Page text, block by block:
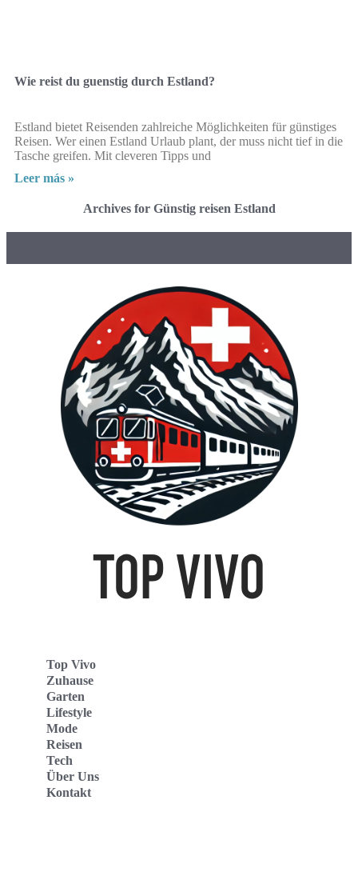
Wie reist du guenstig durch Estland?
Estland bietet Reisenden zahlreiche Möglichkeiten für günstiges
Reisen. Wer einen Estland Urlaub plant, der muss nicht tief in die
Tasche greifen. Mit cleveren Tipps und
Leer más »
Archives for Günstig reisen Estland
Top Vivo
Zuhause
Garten
Lifestyle
Mode
Reisen
Tech
Über Uns
Kontakt